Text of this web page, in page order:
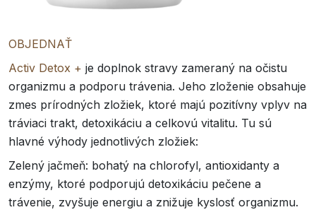
OBJEDNAŤ
Activ Detox + je doplnok stravy zameraný na očistu
organizmu a podporu trávenia. Jeho zloženie obsahuje
zmes prírodných zložiek, ktoré majú pozitívny vplyv na
tráviaci trakt, detoxikáciu a celkovú vitalitu. Tu sú
hlavné výhody jednotlivých zložiek:
Zelený jačmeň: bohatý na chlorofyl, antioxidanty a
enzýmy, ktoré podporujú detoxikáciu pečene a
trávenie, zvyšuje energiu a znižuje kyslosť organizmu.